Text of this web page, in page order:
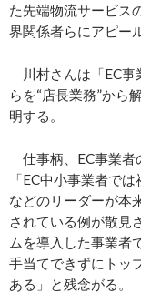
た先端物流サービス
界関係者らにアピー
川村さんは「EC事
らを“店長業務”から
明する。
仕事柄、EC事業者
「EC中小事業者で
などのリーダーが本
されている例が散見
ムを導入した事業者
手当てできずにトッ
ある」と残念がる。